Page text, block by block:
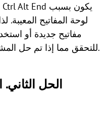
لوحة المفاتيح
مفاتيح جديدة أو
الضغط على Ctrl Alt End للتحقق مما إذا تم حل المشكلة.
الحل